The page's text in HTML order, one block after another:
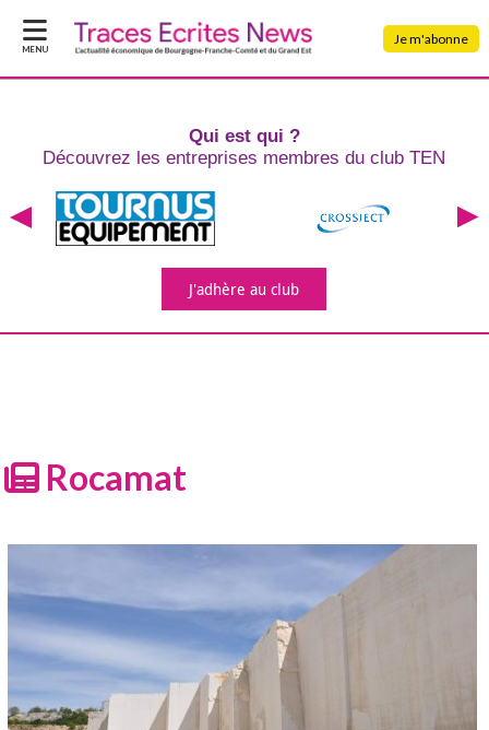
MENU
Je m'abonne
Qui est qui ?
Découvrez les entreprises membres du club TEN
J'adhèreau club
Rocamat